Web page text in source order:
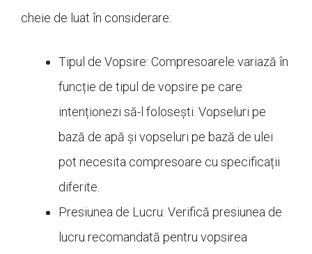
cheie de luat în considerare:
Tipul de Vopsire: Compresoarele variază în
funcție de tipul de vopsire pe care
intenționezi să-l folosești. Vopseluri pe
bază de apă și vopseluri pe bază de ulei
pot necesita compresoare cu specificații
diferite.
Presiunea de Lucru: Verifică presiunea de
lucru recomandată pentru vopsirea